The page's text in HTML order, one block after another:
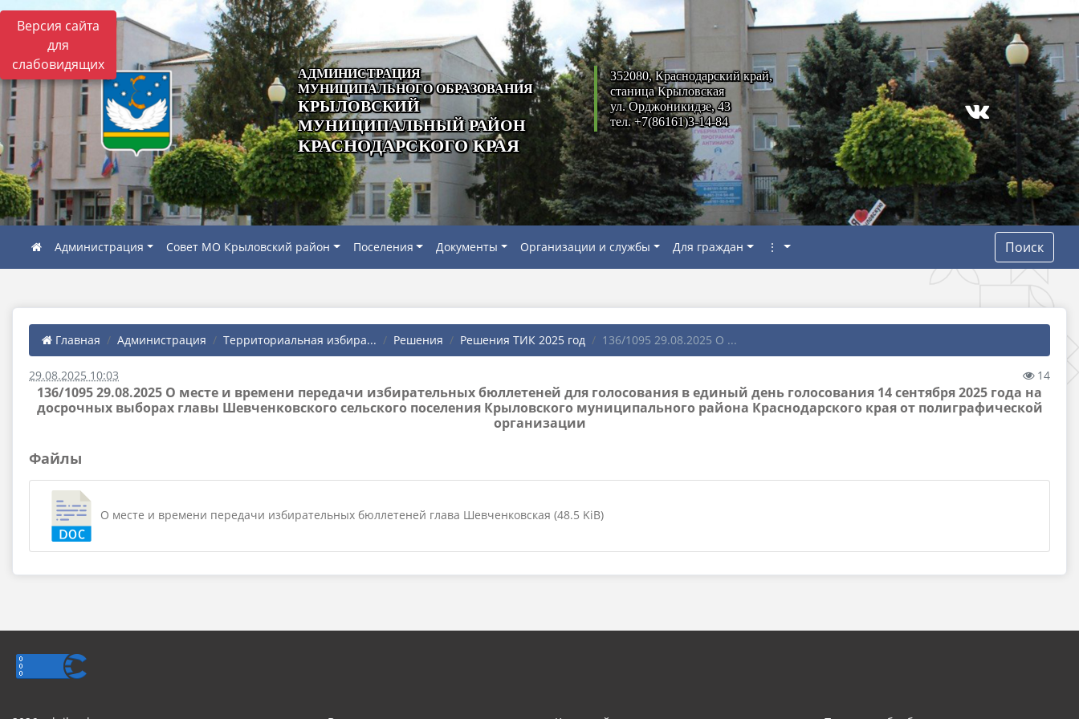
Версия сайта
для
слабовидящих
АДМИНИСТРАЦИЯ
МУНИЦИПАЛЬНОГО ОБРАЗОВАНИЯ
КРЫЛОВСКИЙ
МУНИЦИПАЛЬНЫЙ РАЙОН
КРАСНОДАРСКОГО КРАЯ
352080, Краснодарский край,
станица Крыловская
ул. Орджоникидзе, 43
тел. +7(86161)3-14-84
Администрация Совет МО Крыловский район Поселения Документы Организации и службы Для граждан ⋮ Поиск
Главная Администрация Территориальная избира... Решения Решения ТИК 2025 год 136/1095 29.08.2025 О ...
29.08.2025 10:03 14
136/1095 29.08.2025 О месте и времени передачи избирательных бюллетеней для голосования в единый день голосования 14 сентября 2025 года на
досрочных выборах главы Шевченковского сельского поселения Крыловского муниципального района Краснодарского края от полиграфической
организации
Файлы
О месте и времени передачи избирательных бюллетеней глава Шевченковская (48.5 KiB)